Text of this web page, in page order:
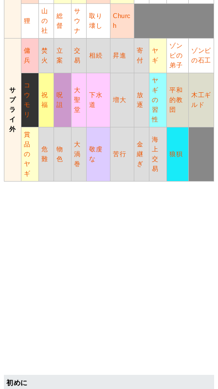
狸
山
の
社
総
督
サ
ウ
ナ
取り
壊し
Churc
h
サ
プ
ラ
イ
外
傭
兵
焚
火
立
案
交
易
相続 昇進
寄
付
ヤ
ギ
ゾン
ビの
弟子
ゾンビ
の石工
コ
ウ
モ
リ
祝
福
呪
詛
大
聖
堂
下水
道
増大
放
逐
ヤ
ギ
の
習
性
平和
的教
団
木工ギ
ルド
賞
品
の
ヤ
ギ
危
難
物
色
大
渦
巻
敬虔
な
苦行
金
継
ぎ
海
上
交
易
狼狽
初めに